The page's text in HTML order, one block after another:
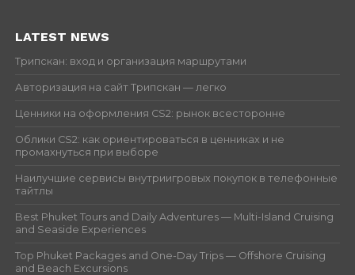
LATEST NEWS
Трипскан: вход и организация маршрутами
Авторизация на сайт Трипскан — легко
Ценники на оформления CS2: рынок всесторонне
Облики CS2: как ориентироваться в ценниках и не
промахнуться при выборе
Наилучшие сервисы внутриигровых покупок в телефонные
тайтлы
Best Phuket Tours and Daily Adventures — Multi-Island Cruising
and Seaside Experiences
Top Phuket Packages and One-Day Trips — Offshore Cruising
and Beach Excursions